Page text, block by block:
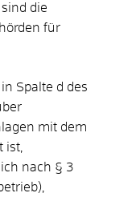
die
für
Spalte d des
mit dem
ist,
nach § 3